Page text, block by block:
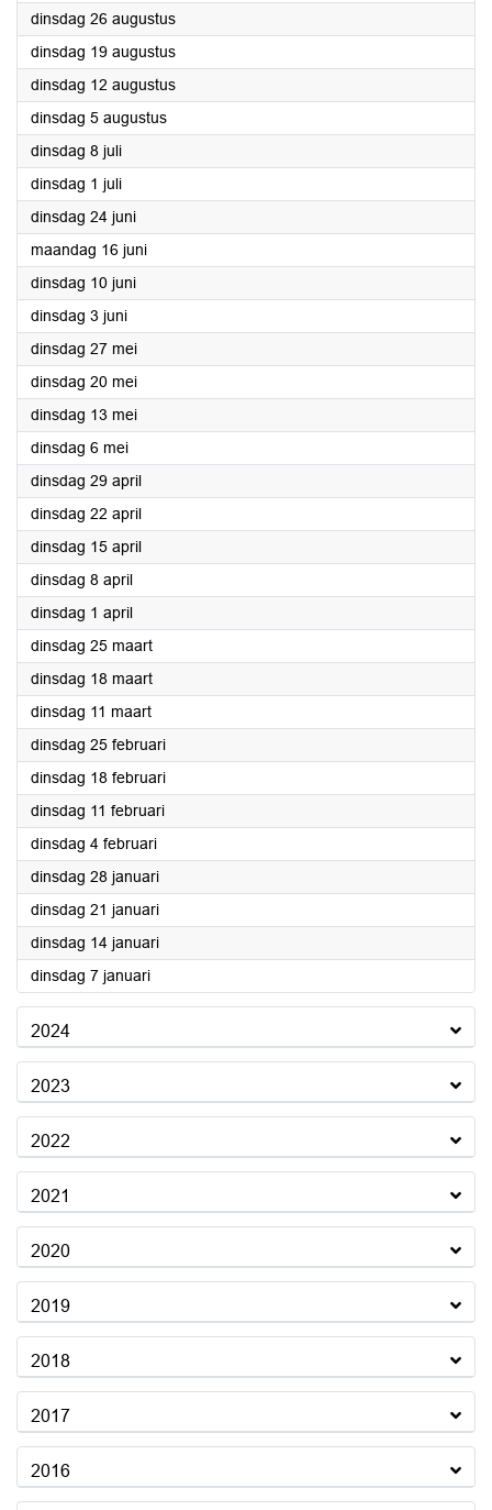
dinsdag 26 augustus2025
dinsdag 19 augustus2025
dinsdag 12 augustus2025
dinsdag 5 augustus2025
dinsdag 8 juli2025
dinsdag 1 juli2025
dinsdag 24 juni2025
maandag 16 juni2025
dinsdag 10 juni2025
dinsdag 3 juni2025
dinsdag 27 mei2025
dinsdag 20 mei2025
dinsdag 13 mei2025
dinsdag 6 mei2025
dinsdag 29 april2025
dinsdag 22 april2025
dinsdag 15 april2025
dinsdag 8 april2025
dinsdag 1 april2025
dinsdag 25 maart2025
dinsdag 18 maart2025
dinsdag 11 maart2025
dinsdag 25 februari2025
dinsdag 18 februari2025
dinsdag 11 februari2025
dinsdag 4 februari2025
dinsdag 28 januari2025
dinsdag 21 januari2025
dinsdag 14 januari2025
dinsdag 7 januari2025
2024
2023
2022
2021
2020
2019
2018
2017
2016